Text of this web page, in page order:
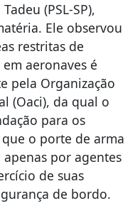
(PSL-SP),
Ele observou
restritas de
aeronaves é
pela Organização
(Oaci), da qual o
para os
o porte de arma
por agentes
de suas
de bordo.